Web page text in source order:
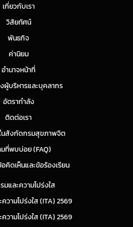
เกี่ยวกับเรา
วิสัยทัศน์
พันธกิจ
ค่านิยม
อำนาจหน้าที่
ผู้บริหารและบุคลากร
อัตรากำลัง
ติดต่อเรา
นสังกัดกรมสุขภาพจิต
ที่พบบ่อย (FAQ)
คิดเห็นและข้อร้องเรียน
และความโปร่งใส
วามโปร่งใส (ITA) 2569
วามโปร่งใส (ITA) 2569